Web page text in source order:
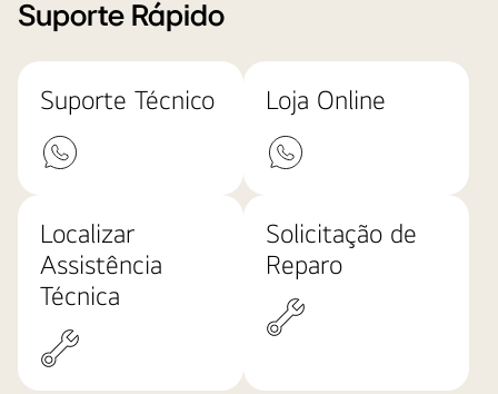
Suporte Rápido
Suporte Técnico Loja Online
Localizar
Assistência
Técnica
Solicitação de
Reparo